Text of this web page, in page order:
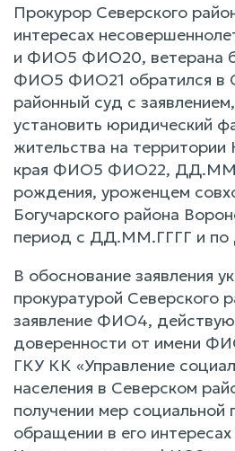
Прокурор Северского
интересах
и ФИО5 ФИО20, ветерана
ФИО5 ФИО21 обратился в
районный суд с
установить юридический
жительства на территории
края ФИО5 ФИО22,
рождения, уроженцем
Богучарского района
период с ДД.ММ.ГГГГ и
В обоснование заявления
прокуратурой Северского
заявление ФИО4,
доверенности от имени
ГКУ КК «Управление
населения в Северском
получении мер
обращении в его